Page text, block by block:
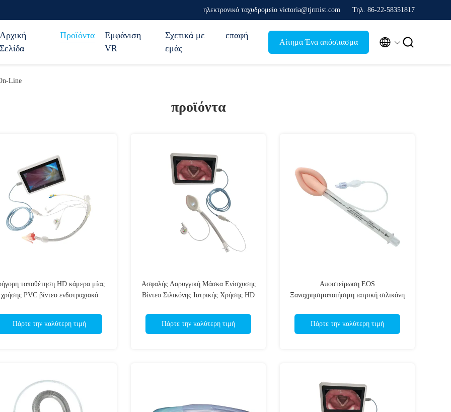
ηλεκτρονικό ταχυδρομείο victoria@tjrmist.com Τηλ. 86-22-58351817
Αρχική
Σελίδα
Προϊόντα
Εμφάνιση
VR
Σχετικά με
εμάς
επαφή
Αίτημα Ένα απόσπασμα  
Line
προϊόντα
τοποθέτηση HD κάμερα μίας
χρήσης PVC βίντεο ενδοτραχιακό
πιστοποιημένο OEM / ODM
Πάρτε την καλύτερη τιμή
Ασφαλής Λαρυγγική Μάσκα Ενίσχυσης
Βίντεο Σιλικόνης Ιατρικής Χρήσης HD
Πάρτε την καλύτερη τιμή
Αποστείρωση EOS
Ξαναχρησιμοποιήσιμη ιατρική σιλικόνη
ανάγκης ISO CE
Πάρτε την καλύτερη τιμή